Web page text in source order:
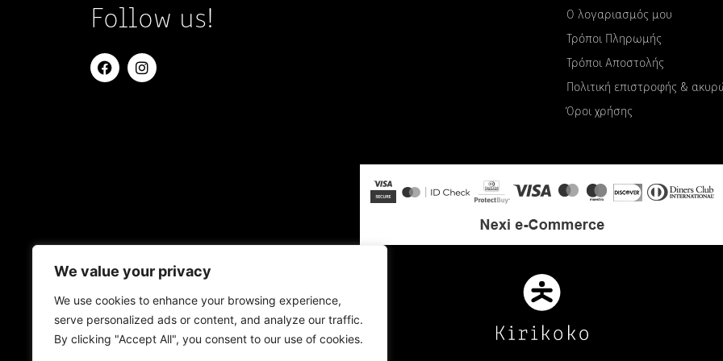
We value your privacy
We use cookies to enhance your browsing experience,
serve personalized ads or content, and analyze our traffic.
By clicking "Accept All", you consent to our use of cookies.
Follow us!
Ο λογαριασμός μου
Τρόποι Πληρωμής
Τρόποι Αποστολής
Πολιτική επιστροφής &
Όροι χρήσης